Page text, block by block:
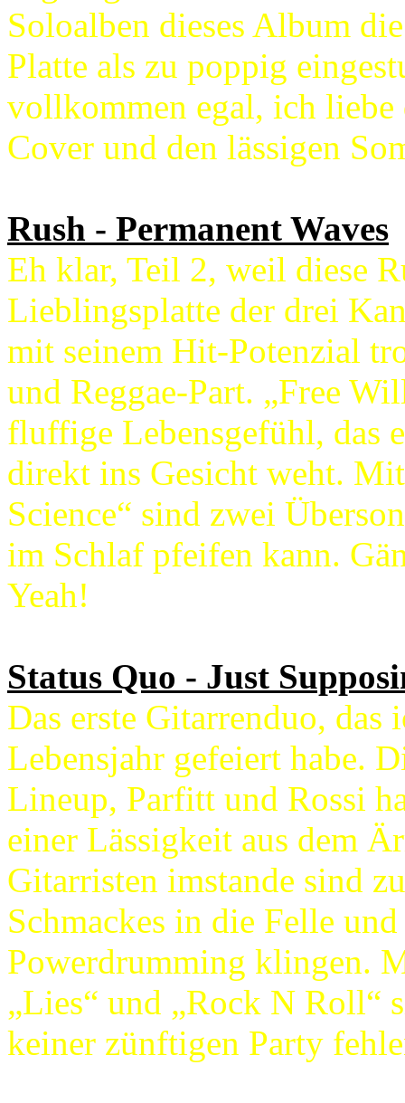
Soloalben dieses Album
Platte als zu poppig
vollkommen egal, ich
Cover und den lässigen
Rush - Permanent Waves
Eh klar, Teil 2, weil diese
Lieblingsplatte der drei
mit seinem Hit-Potenzial
und Reggae-Part. „Free
fluffige Lebensgefühl, das
direkt ins Gesicht weht.
Science“ sind zwei
im Schlaf pfeifen kann.
Yeah!
Status Quo - Just
Das erste Gitarrenduo, das
Lebensjahr gefeiert habe.
Lineup, Parfitt und Rossi
einer Lässigkeit aus dem
Gitarristen imstande sind
Schmackes in die Felle
Powerdrumming klingen.
„Lies“ und „Rock N Roll“
keiner zünftigen Party